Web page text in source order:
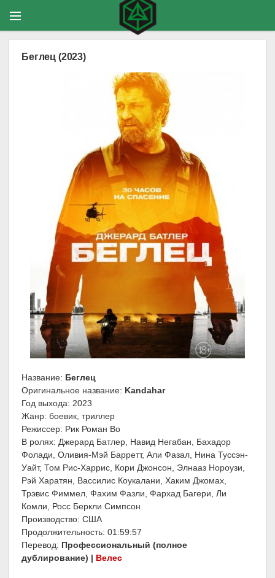
Беглец (2023)
Название: Беглец
Оригинальное название: Kandahar
Год выхода: 2023
Жанр: боевик, триллер
Режиссер: Рик Роман Во
В ролях: Джерард Батлер, Навид Негабан, Бахадор
Фолади, Оливия-Мэй Барретт, Али Фазал, Нина Туссэн-
Уайт, Том Рис-Харрис, Кори Джонсон, Элнааз Нороузи,
Рэй Харатян, Вассилис Коукалани, Хаким Джомах,
Трэвис Фиммел, Фахим Фазли, Фархад Багери, Ли
Комли, Росс Беркли Симпсон
Производство: США
Продолжительность: 01:59:57
Перевод: Профессиональный (полное
дублирование) | Велес